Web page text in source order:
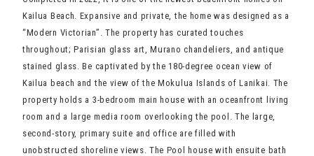
Kailua Beach. Expansive and private, the home was designed as a
“Modern Victorian”. The property has curated touches
throughout; Parisian glass art, Murano chandeliers, and antique
stained glass. Be captivated by the 180-degree ocean view of
Kailua beach and the view of the Mokulua Islands of Lanikai. The
property holds a 3-bedroom main house with an oceanfront living
room and a large media room overlooking the pool. The large,
second-story, primary suite and office are filled with
unobstructed shoreline views. The Pool house with ensuite bath